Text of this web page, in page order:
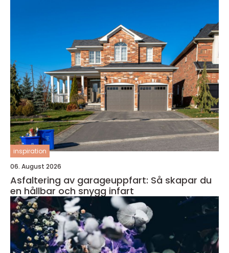
inspiration
06. August 2026
Asfaltering av garageuppfart: Så skapar du
en hållbar och snygg infart